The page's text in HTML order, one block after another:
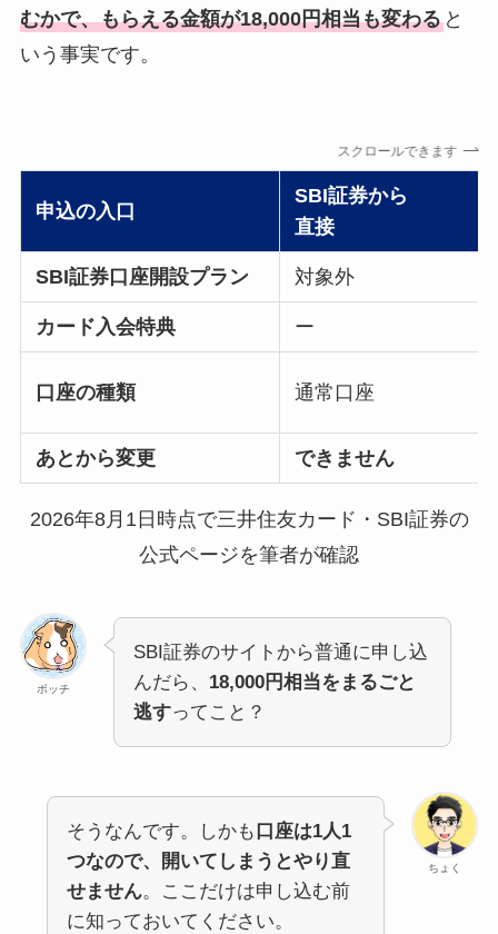
むかで、もらえる金額が18,000円相当も変わると
いう事実です。
スクロールできます
申込の入口
SBI証券から
直接
SBI証券口座開設プラン 対象外
カード入会特典 ー
口座の種類 通常口座
あとから変更 できません
2026年8月1日時点で三井住友カード・SBI証券の
公式ページを筆者が確認
ボッチ
SBI証券のサイトから普通に申し込
んだら、 18,000円相当をまるごと
逃すってこと？
ちょく
そうなんです。しかも 口座は1人1
つなので、開いてしまうとやり直
せません。ここだけは申し込む前
に知っておいてください。